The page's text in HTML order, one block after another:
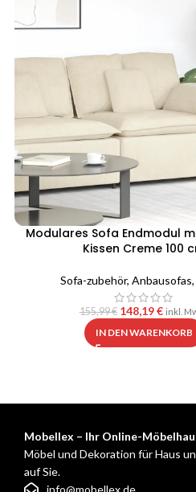
Modulares Sofa Endmodul
Kissen Creme 100
Sofa-zubehör, Anbausofas,
155,99€ 148,19€ inkl.
IN DEN WARENKORB
Mobellex – Ihr Online-
Möbel und Dekoration für Haus
auf Sie.